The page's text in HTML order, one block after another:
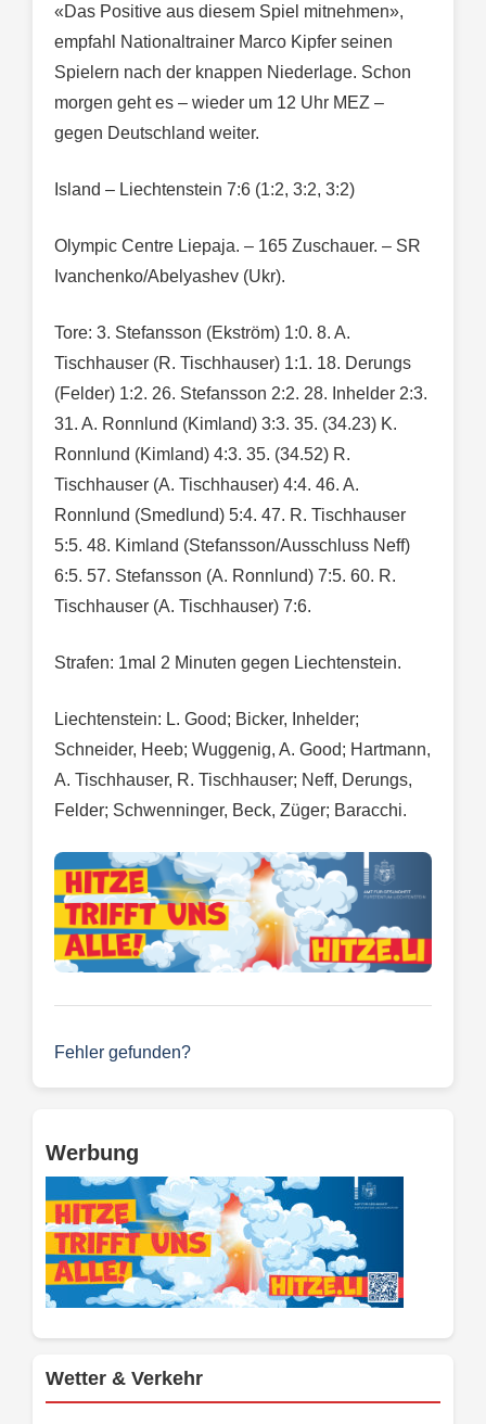
«Das Positive aus diesem Spiel mitnehmen»,
empfahl Nationaltrainer Marco Kipfer seinen
Spielern nach der knappen Niederlage. Schon
morgen geht es – wieder um 12 Uhr MEZ –
gegen Deutschland weiter.
Island – Liechtenstein 7:6 (1:2, 3:2, 3:2)
Olympic Centre Liepaja. – 165 Zuschauer. – SR
Ivanchenko/Abelyashev (Ukr).
Tore: 3. Stefansson (Ekström) 1:0. 8. A.
Tischhauser (R. Tischhauser) 1:1. 18. Derungs
(Felder) 1:2. 26. Stefansson 2:2. 28. Inhelder 2:3.
31. A. Ronnlund (Kimland) 3:3. 35. (34.23) K.
Ronnlund (Kimland) 4:3. 35. (34.52) R.
Tischhauser (A. Tischhauser) 4:4. 46. A.
Ronnlund (Smedlund) 5:4. 47. R. Tischhauser
5:5. 48. Kimland (Stefansson/Ausschluss Neff)
6:5. 57. Stefansson (A. Ronnlund) 7:5. 60. R.
Tischhauser (A. Tischhauser) 7:6.
Strafen: 1mal 2 Minuten gegen Liechtenstein.
Liechtenstein: L. Good; Bicker, Inhelder;
Schneider, Heeb; Wuggenig, A. Good; Hartmann,
A. Tischhauser, R. Tischhauser; Neff, Derungs,
Felder; Schwenninger, Beck, Züger; Baracchi.
Fehler gefunden?
Werbung
Wetter & Verkehr